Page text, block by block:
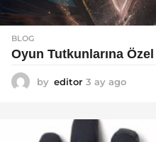
BLOG
Oyun Tutkunlarına
by editor 3 ay ago
g